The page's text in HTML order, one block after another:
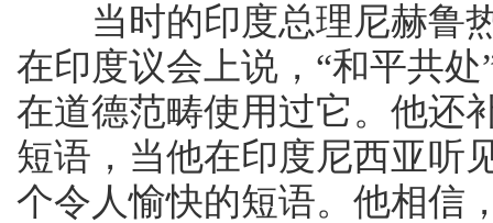
当时的印度总理尼赫鲁热
在印度议会上说，“和平共
在道德范畴使用过它。他还
短语，当他在印度尼西亚听
个令人愉快的短语。他相信